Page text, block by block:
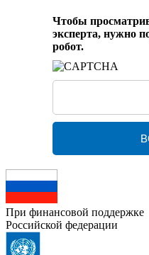
Чтобы
эксперта, нужно
робот.
При финансовой поддержке
Российской федерации